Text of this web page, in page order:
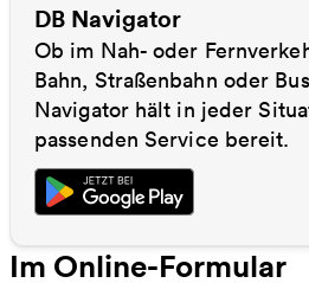
DB Navigator
Ob im Nah- oder
Bahn, Straßenbahn oder
Navigator hält in jeder
passenden Service bereit.
Im Online-Formular